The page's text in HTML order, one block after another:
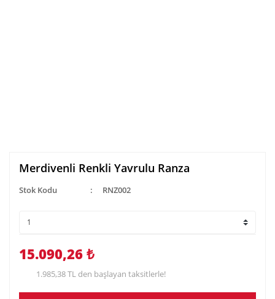
Merdivenli Renkli Yavrulu Ranza
Stok Kodu RNZ002
15.090,26 ₺
1.985,38 TL den başlayan taksitlerle!